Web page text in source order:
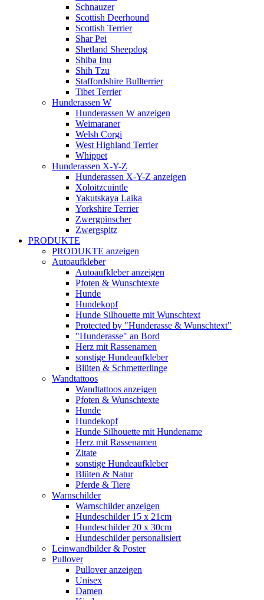
Schnauzer
Scottish Deerhound
Scottish Terrier
Shar Pei
Shetland Sheepdog
Shiba Inu
Shih Tzu
Staffordshire Bullterrier
Tibet Terrier
Hunderassen W
Hunderassen W anzeigen
Weimaraner
Welsh Corgi
West Highland Terrier
Whippet
Hunderassen X-Y-Z
Hunderassen X-Y-Z anzeigen
Xoloitzcuintle
Yakutskaya Laika
Yorkshire Terrier
Zwergpinscher
Zwergspitz
PRODUKTE
PRODUKTE anzeigen
Autoaufkleber
Autoaufkleber anzeigen
Pfoten & Wunschtexte
Hunde
Hundekopf
Hunde Silhouette mit Wunschtext
Protected by "Hunderasse & Wunschtext"
"Hunderasse" an Bord
Herz mit Rassenamen
sonstige Hundeaufkleber
Blüten & Schmetterlinge
Wandtattoos
Wandtattoos anzeigen
Pfoten & Wunschtexte
Hunde
Hundekopf
Hunde Silhouette mit Hundename
Herz mit Rassenamen
Zitate
sonstige Hundeaufkleber
Blüten & Natur
Pferde & Tiere
Warnschilder
Warnschilder anzeigen
Hundeschilder 15 x 21cm
Hundeschilder 20 x 30cm
Hundeschilder personalisiert
Leinwandbilder & Poster
Pullover
Pullover anzeigen
Unisex
Damen